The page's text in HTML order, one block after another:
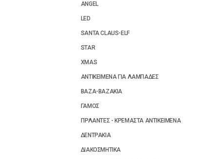
ANGEL
LED
SANTA CLAUS-ELF
STAR
XMAS
ΑΝΤΙΚΕΙΜΕΝΑ ΓΙΑ ΛΑΜΠΑΔΕΣ
ΒΑΖΑ-ΒΑΖΑΚΙΑ
ΓΑΜΟΣ
ΓΙΡΛΑΝΤΕΣ - ΚΡΕΜΑΣΤΑ ΑΝΤΙΚΕΙΜΕΝΑ
ΔΕΝΤΡΑΚΙΑ
ΔΙΑΚΟΣΜΗΤΙΚΑ